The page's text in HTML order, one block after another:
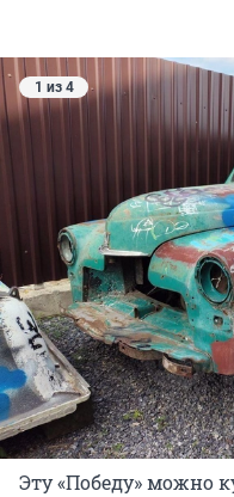
1 из 4
Эту «Победу» можно